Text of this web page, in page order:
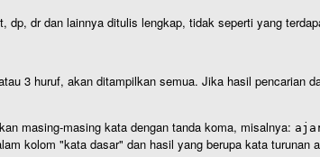
dr dan lainnya ditulis lengkap, tidak seperti yang
3 huruf, akan ditampilkan semua. Jika hasil pencarian
masing-masing kata dengan tanda koma, misalnya:
kolom "kata dasar" dan hasil yang berupa kata turunan